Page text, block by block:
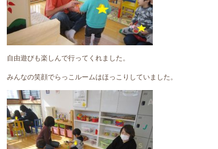
自由遊びも楽しんで行ってくれました。
みんなの笑顔でらっこルームはほっこりしていました。